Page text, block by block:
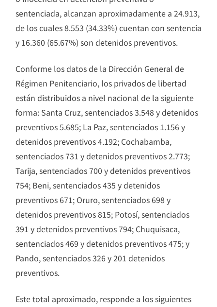
sentenciada, alcanzan aproximadamente a 24.913,
de los cuales 8.553 (34.33%) cuentan con sentencia
y 16.360 (65.67%) son detenidos preventivos.
Conforme los datos de la Dirección General de
Régimen Penitenciario, los privados de libertad
están distribuidos a nivel nacional de la siguiente
forma: Santa Cruz, sentenciados 3.548 y detenidos
preventivos 5.685; La Paz, sentenciados 1.156 y
detenidos preventivos 4.192; Cochabamba,
sentenciados 731 y detenidos preventivos 2.773;
Tarija, sentenciados 700 y detenidos preventivos
754; Beni, sentenciados 435 y detenidos
preventivos 671; Oruro, sentenciados 698 y
detenidos preventivos 815; Potosí, sentenciados
391 y detenidos preventivos 794; Chuquisaca,
sentenciados 469 y detenidos preventivos 475; y
Pando, sentenciados 326 y 201 detenidos
preventivos.
Este total aproximado, responde a los siguientes